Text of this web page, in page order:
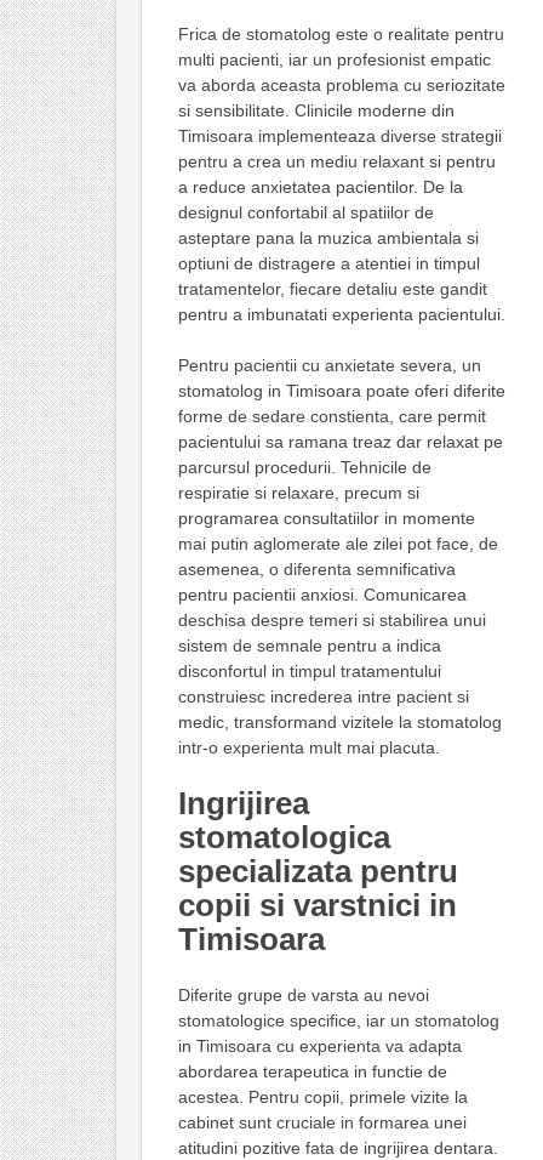
Frica de stomatolog este o realitate pentru
multi pacienti, iar un profesionist empatic
va aborda aceasta problema cu seriozitate
si sensibilitate. Clinicile moderne din
Timisoara implementeaza diverse strategii
pentru a crea un mediu relaxant si pentru
a reduce anxietatea pacientilor. De la
designul confortabil al spatiilor de
asteptare pana la muzica ambientala si
optiuni de distragere a atentiei in timpul
tratamentelor, fiecare detaliu este gandit
pentru a imbunatati experienta pacientului.
Pentru pacientii cu anxietate severa, un
stomatolog in Timisoara poate oferi diferite
forme de sedare constienta, care permit
pacientului sa ramana treaz dar relaxat pe
parcursul procedurii. Tehnicile de
respiratie si relaxare, precum si
programarea consultatiilor in momente
mai putin aglomerate ale zilei pot face, de
asemenea, o diferenta semnificativa
pentru pacientii anxiosi. Comunicarea
deschisa despre temeri si stabilirea unui
sistem de semnale pentru a indica
disconfortul in timpul tratamentului
construiesc increderea intre pacient si
medic, transformand vizitele la stomatolog
intr-o experienta mult mai placuta.
Ingrijirea
stomatologica
specializata pentru
copii si varstnici in
Timisoara
Diferite grupe de varsta au nevoi
stomatologice specifice, iar un stomatolog
in Timisoara cu experienta va adapta
abordarea terapeutica in functie de
acestea. Pentru copii, primele vizite la
cabinet sunt cruciale in formarea unei
atitudini pozitive fata de ingrijirea dentara.